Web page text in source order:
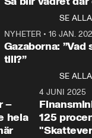
Rohwedder
Thand Ring
SE ALLA
NYHETER• 16 JAN.
Gazaborna:
till?”
SE ALLA
4:29
–
hela
4 JUNI 2025
125